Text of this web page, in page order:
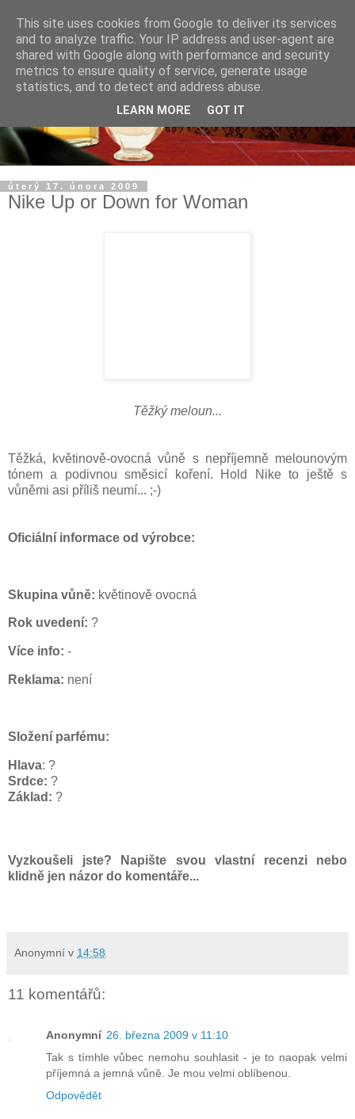
úterý 17. února 2009
Nike Up or Down for Woman
Těžký meloun...
Těžká, květinově-ovocná vůně s nepříjemně melounovým
tónem a podivnou směsicí koření. Hold Nike to ještě s
vůněmi asi příliš neumí... ;-)
Oficiální informace od výrobce:
Skupina vůně: květinově ovocná
Rok uvedení: ?
Více info: -
Reklama: není
Složení parfému:
Hlava: ?
Srdce: ?
Základ: ?
Vyzkoušeli jste? Napište svou vlastní recenzi nebo
klidně jen názor do komentáře...
Anonymní v 14:58
11 komentářů:
Anonymní 26. března 2009 v 11:10
Tak s tímhle vůbec nemohu souhlasit - je to naopak velmi
příjemná a jemná vůně. Je mou velmi oblíbenou.
Odpovědět
This site uses cookies from Google to deliver its services
and to analyze traffic. Your IP address and user-agent are
shared with Google along with performance and security
metrics to ensure quality of service, generate usage
statistics, and to detect and address abuse.
LEARN MORE GOT IT